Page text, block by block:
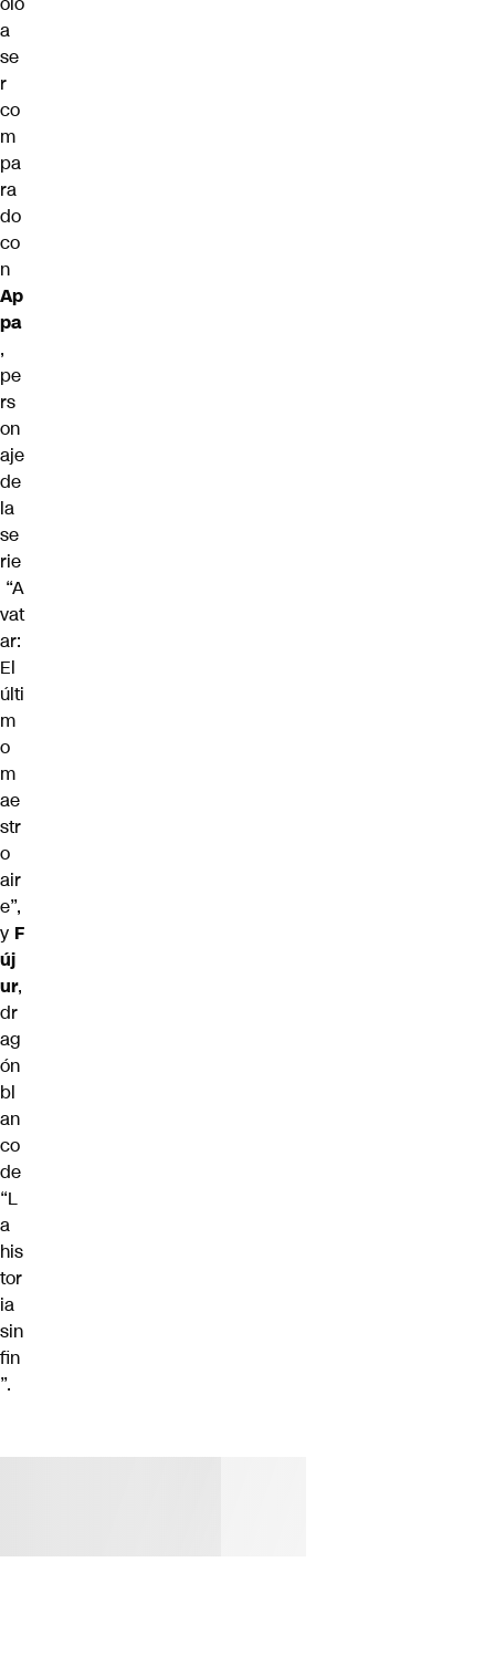
a
se
r
co
m
pa
ra
do
co
n
Ap
pa
,
pe
rs
on
aje
de
la
se
rie
“A
vat
ar:
El
últi
m
o
m
ae
str
o
air
e”,
y F
új
ur,
dr
ag
ón
bl
an
co
de
“L
a
his
tor
ia
sin
fin
”.